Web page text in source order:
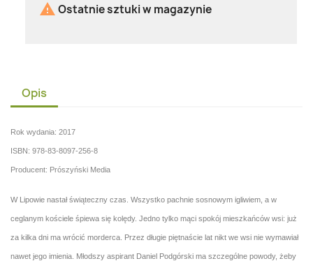
 Ostatnie sztuki w magazynie
Opis
Rok wydania: 2017
ISBN: 978-83-8097-256-8
Producent: Prószyński Media
W Lipowie nastał świąteczny czas. Wszystko pachnie sosnowym igliwiem, a w
ceglanym kościele śpiewa się kolędy. Jedno tylko mąci spokój mieszkańców wsi: już
za kilka dni ma wrócić morderca. Przez długie piętnaście lat nikt we wsi nie wymawiał
nawet jego imienia. Młodszy aspirant Daniel Podgórski ma szczególne powody, żeby